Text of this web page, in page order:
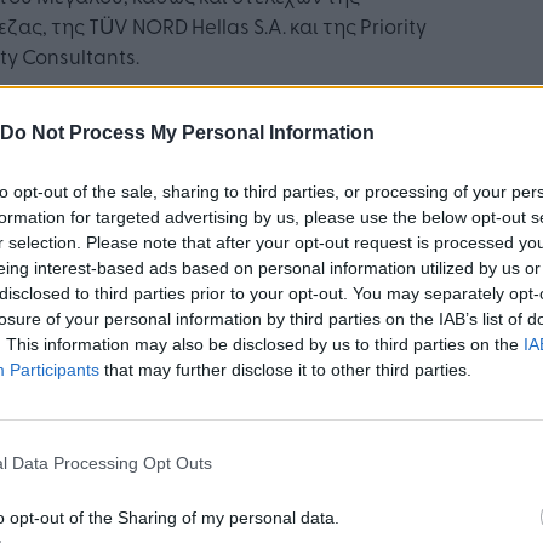
Do Not Process My Personal Information
opt-out of the sale, sharing to third parties, or processing of your
for targeted advertising by us, please use the below opt-out
selection. Please note that after your opt-out request is processed
interest-based ads based on personal information utilized by us
to third parties prior to your opt-out. You may separately
of your personal information by third parties on the IAB’s list of
This information may also be disclosed by us to third parties on the
Participants that may further disclose it to other third parties.
Data Processing Opt Outs
opt-out of the Sharing of my personal data.
της TÜV NORD Hellas S.A. και της Priority
Consultants.
προτεραιότητα για την
πιστοποίηση, ο διευθύνων σύμβουλος της
κ. Χρήστος Μεγάλου, δήλωσε σχετικά: «Η
Νοημοσύνη αποτελεί στρατηγική
για την Πειραιώς και βασικό μοχλό
μας μετασχηματισμού. Η πιστοποίηση
πλαίσιο διακυβέρνησης, με διαφάνεια,
σε τεχνολογίες που δημιουργούν